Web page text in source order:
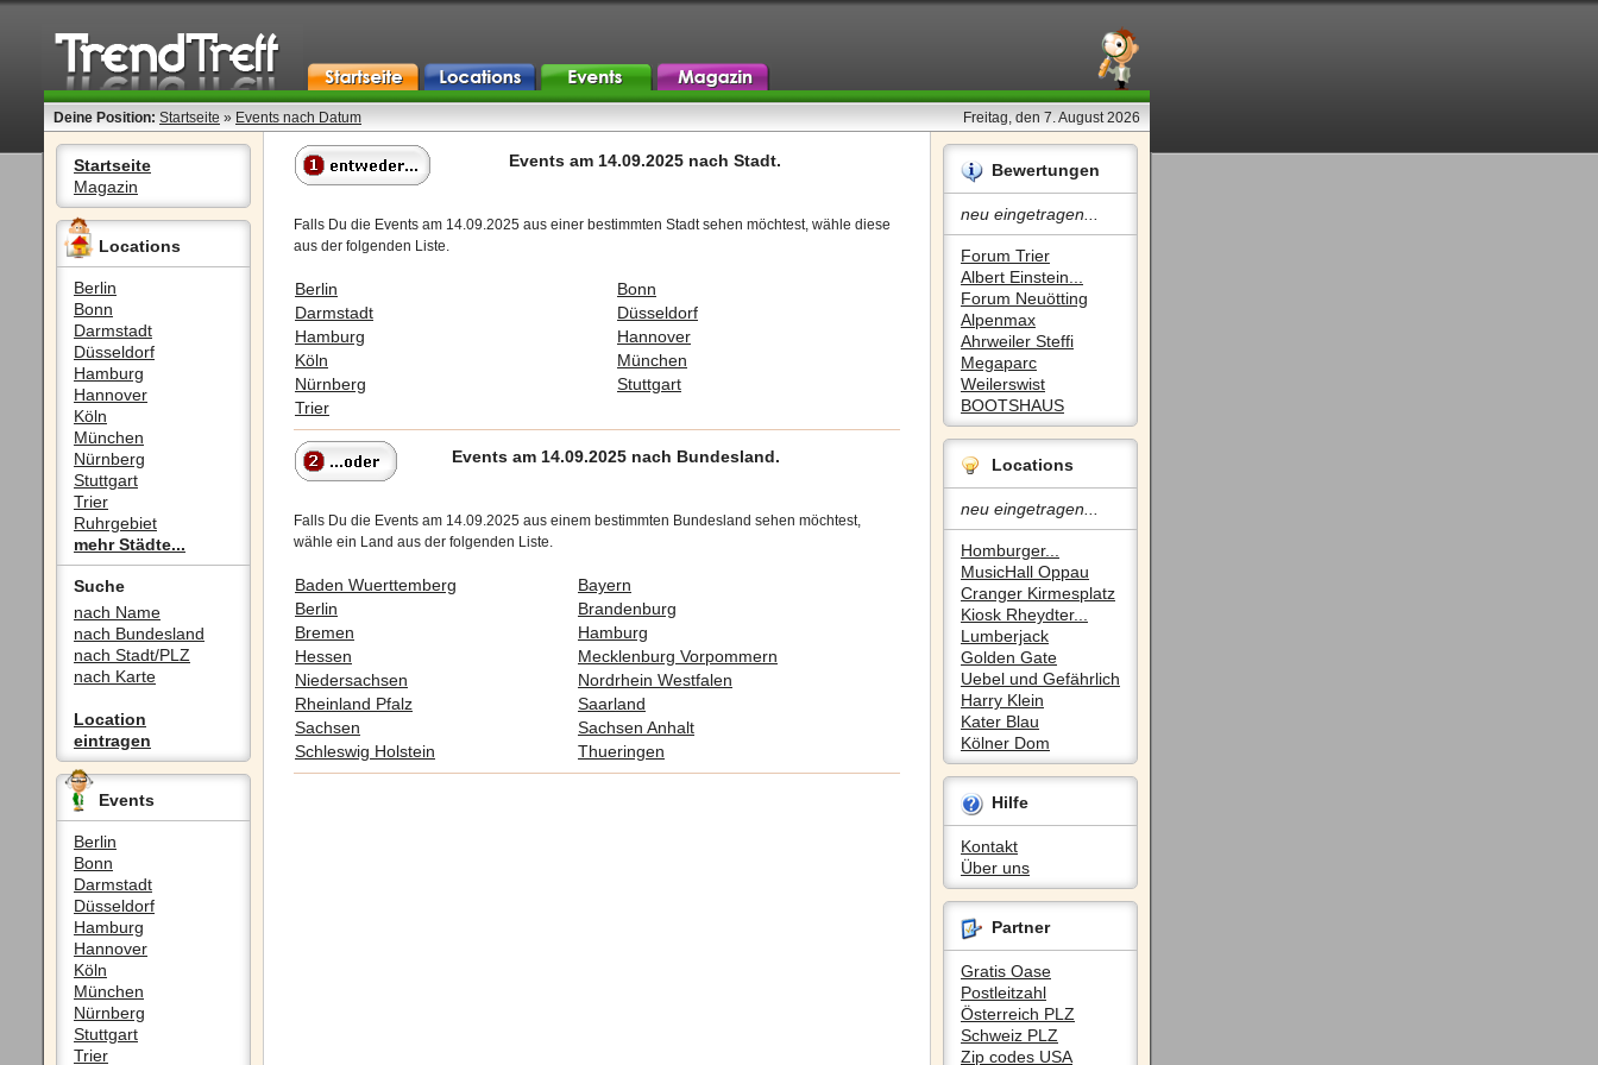
Deine Position: Startseite » Events nach Datum Freitag, den 7. August 2026
Startseite
Magazin
Locations
Berlin
Bonn
Darmstadt
Düsseldorf
Hamburg
Hannover
Köln
München
Nürnberg
Stuttgart
Trier
Ruhrgebiet
mehr Städte...
Suche
nach Name
nach Bundesland
nach Stadt/PLZ
nach Karte
Location
eintragen
Events
Berlin
Bonn
Darmstadt
Düsseldorf
Hamburg
Hannover
Köln
München
Nürnberg
Stuttgart
Trier
Bewertungen
neu eingetragen...
Forum Trier
Albert Einstein...
Forum Neuötting
Alpenmax
Ahrweiler Steffi
Megaparc
Weilerswist
BOOTSHAUS
Locations
neu eingetragen...
Homburger...
MusicHall Oppau
Cranger Kirmesplatz
Kiosk Rheydter...
Lumberjack
Golden Gate
Uebel und Gefährlich
Harry Klein
Kater Blau
Kölner Dom
Hilfe
Kontakt
Über uns
Partner
Gratis Oase
Postleitzahl
Österreich PLZ
Schweiz PLZ
Zip codes USA
Events am 14.09.2025 nach Stadt.
Falls Du die Events am 14.09.2025 aus einer bestimmten Stadt sehen möchtest, wähle diese
aus der folgenden Liste.
Berlin
Bonn
Darmstadt
Düsseldorf
Hamburg
Hannover
Köln
München
Nürnberg
Stuttgart
Trier
Events am 14.09.2025 nach Bundesland.
Falls Du die Events am 14.09.2025 aus einem bestimmten Bundesland sehen möchtest,
wähle ein Land aus der folgenden Liste.
Baden Wuerttemberg
Bayern
Berlin
Brandenburg
Bremen
Hamburg
Hessen
Mecklenburg Vorpommern
Niedersachsen
Nordrhein Westfalen
Rheinland Pfalz
Saarland
Sachsen
Sachsen Anhalt
Schleswig Holstein
Thueringen